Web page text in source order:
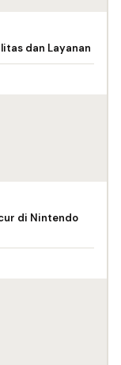
dan Layanan
di Nintendo